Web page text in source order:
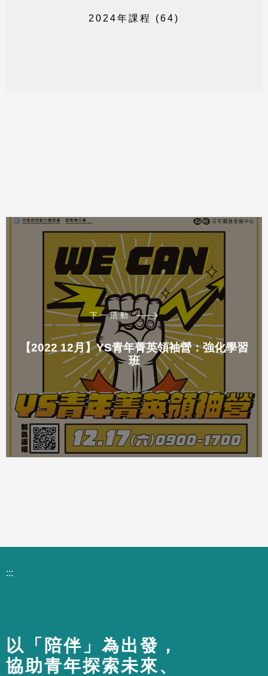
2 0 2 4年課 程 (64)
下一活動
【2022 12月】YS青年菁英領袖營：強化學習
班
:::
以「陪伴」為出發，
協助青年探索未來、